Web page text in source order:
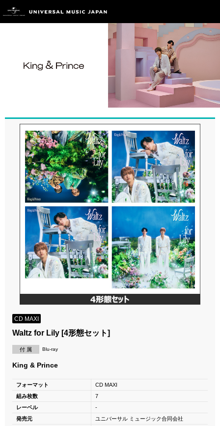
CD MAXI
Waltz for Lily [4形態セット]
付 属 Blu-ray
King & Prince
フォーマット
CD MAXI
組み枚数
7
レーベル
-
発売元
ユニバーサル ミュージック合同会社